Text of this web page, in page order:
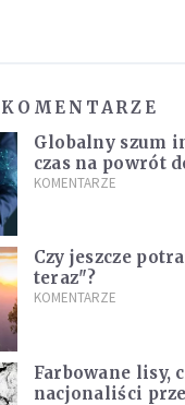
KOMENTARZE
Globalny szum
czas na powrót
prawdy
KOMENTARZE
Czy jeszcze
teraz"?
KOMENTARZE
Farbowane lisy,
nacjonaliści